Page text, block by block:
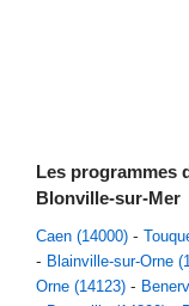
Les programmes
Blonville-sur-Mer
Caen (14000)
Blainville-sur-Orne
Orne (14123)